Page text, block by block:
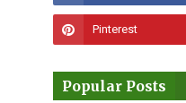
Popular Posts